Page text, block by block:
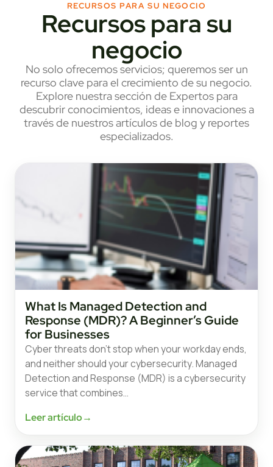
RECURSOS PARA SU NEGOCIO
Recursos para su
negocio
No solo ofrecemos servicios; queremos ser un
recurso clave para el crecimiento de su negocio.
Explore nuestra sección de Expertos para
descubrir conocimientos, ideas e innovaciones a
través de nuestros artículos de blog y reportes
especializados.
What Is Managed Detection and
Response (MDR)? A Beginner’s Guide
for Businesses
Cyber threats don’t stop when your workday ends,
and neither should your cybersecurity. Managed
Detection and Response (MDR) is a cybersecurity
service that combines…
Leer artículo→